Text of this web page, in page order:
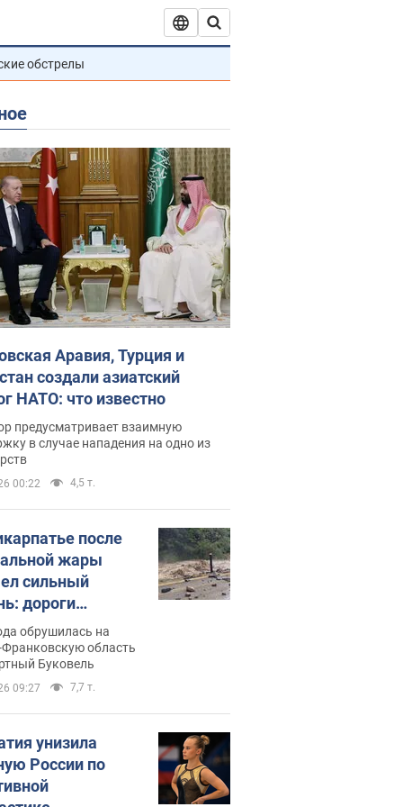
обстрелы
Аравия, Турция и
создали азиатский
НАТО: что известно
предусматривает взаимную
в случае нападения на одно из
00:22 4,5 т.
после
жары
сильный
дороги
в реки.
обрушилась на
область
Буковель
09:27 7,7 т.
унизила
России по